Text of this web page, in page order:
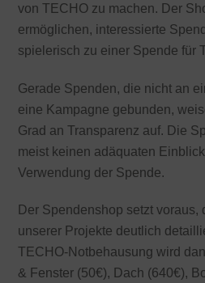
von TECHO zu machen. Der
ermöglichen, interessierte
spielerisch zu einer Spende für
Gerade Spenden, die nicht an
eine Kampagne gebunden,
Grad an Transparenz auf. Die
meist keinen adäquaten
Verwendung der Spende.
Der Spendenshop setzt voraus,
unserer Projekte deutlich
TECHO-Notbehausung wird
& Fenster (50€), Dach (640€),